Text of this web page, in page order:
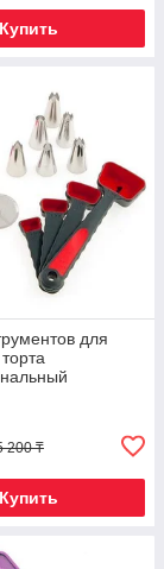
Купить
для
(12
гвоздиком)
200 ₸
Купить